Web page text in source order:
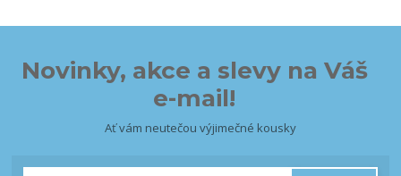
Novinky, akce a slevy na Váš
e-mail!
Ať vám neutečou výjimečné kousky